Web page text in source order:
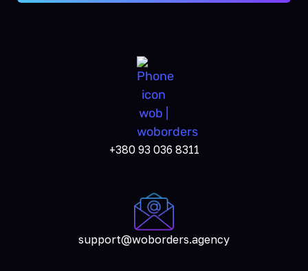
+380 93 036 8311
support@woborders.agency